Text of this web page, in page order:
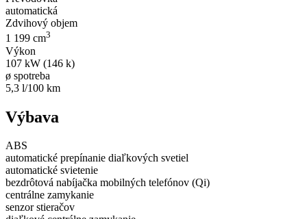
automatická
Zdvihový objem
1 199 cm3
Výkon
107 kW (146 k)
ø spotreba
5,3 l/100 km
Výbava
ABS
automatické prepínanie diaľkových svetiel
automatické svietenie
bezdrôtová nabíjačka mobilných telefónov (Qi)
centrálne zamykanie
senzor stieračov